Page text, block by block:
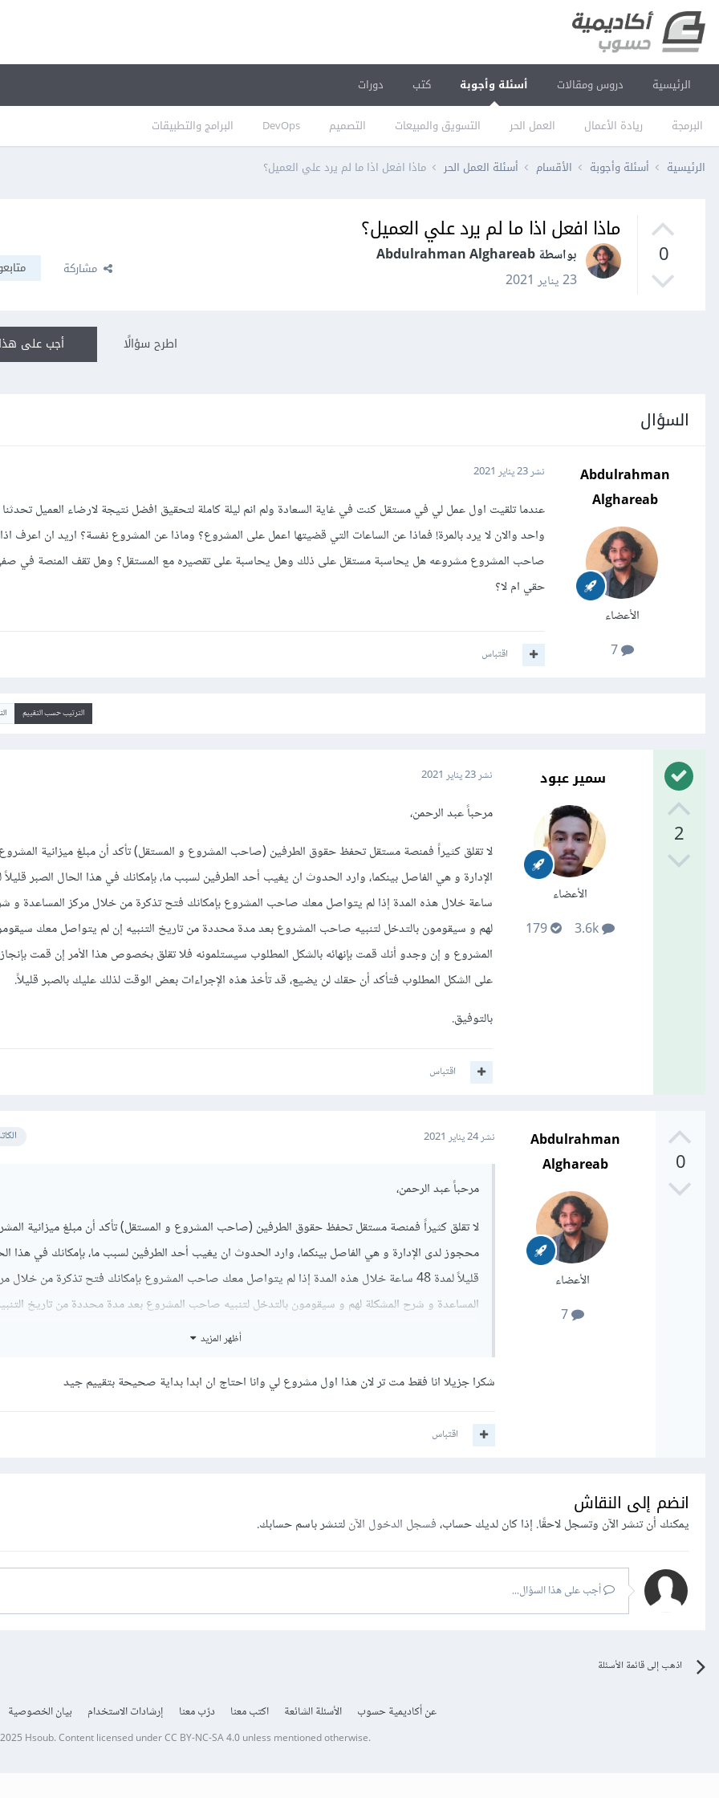
الرئيسية دروس ومقالات أسئلة وأجوبة
البرمجة ريادة الأعمال العمل الحر التسويق والمبيعات التصميم DevOps البرامج والتطبيقات
كتب دورات
الرئيسية أسئلة وأجوبة الأقسام أسئلة العمل الحر ماذا افعل اذا ما لم يرد علي العميل؟
0
ماذا افعل اذا ما لم يرد علي العميل؟
بواسطة Abdulrahman Alghareab
23 يناير 2021
مشاركة
أجب على اطرح سؤالًا
السؤال
Abdulrahman
Alghareab
الأعضاء
7
نشر23 يناير 2021
عندما تلقيت اول عمل لي في مستقل كنت في غاية السعادة ولم انم ليلة كاملة لتحقيق افضل نتيجة لارضاء العميل
واحد والان لا يرد بالمرة! فماذا عن الساعات التي قضيتها اعمل على المشروع؟ وماذا عن المشروع نفسة؟ اريد ان اعرف
صاحب المشروع مشروعه هل يحاسبة مستقل على ذلك وهل يحاسبة على تقصيره مع المستقل؟ وهل تقف المنصة في
حقي ام لا؟
اقتباس
الترتيب حسب التقييم
2
سمير عبود
الأعضاء
3.6k
179
نشر23 يناير 2021
مرحباً عبد الرحمن،
لا تقلق كثيراً فمنصة مستقل تحفظ حقوق الطرفين (صاحب المشروع و المستقل) تأكد أن مبلغ ميزانية
ساعة خلال هذه المدة إذا لم يتواصل معك صاحب المشروع بإمكانك فتح تذكرة من خلال مركز المساعدة و
لهم و سيقومون بالتدخل لتنبيه صاحب المشروع بعد مدة محددة من تاريخ التنبيه إن لم يتواصل معك
المشروع و إن وجدو أنك قمت بإنهائه بالشكل المطلوب سيستلمونه فلا تقلق بخصوص هذا الأمر إن قمت
على الشكل المطلوب فتأكد أن حقك لن يضيع، قد تأخذ هذه الإجراءات بعض الوقت لذلك عليك بالصبر قليلاً.
بالتوفيق.
اقتباس
0
Abdulrahman
Alghareab
الأعضاء
7
نشر24 يناير 2021
مرحباً عبد الرحمن،
لا تقلق كثيراً فمنصة مستقل تحفظ حقوق الطرفين (صاحب المشروع و المستقل) تأكد أن مبلغ ميزانية
محجوز لدى الإدارة و هي الفاصل بينكما، وارد الحدوث ان يغيب أحد الطرفين لسبب ما، بإمكانك في هذا
قليلاً لمدة 48 ساعة خلال هذه المدة إذا لم يتواصل معك صاحب المشروع بإمكانك فتح تذكرة من خلال
المساعدة و شرح المشكلة لهم و سيقومون بالتدخل لتنبيه صاحب المشروع بعد مدة محددة من تاريخ
يتواصل معك سيقومون بإستلام المشروع و إن وجدو أنك قمت بإنهائه بالشكل المطلوب سيستلمونه فلا تقلق
بعض الوقت لذلك عليك بالصبر قليلاً.
أظهر المزيد
شكرا جزيلا انا فقط مت تر لان هذا اول مشروع لي وانا احتاج ان ابدا بداية صحيحة بتقييم جيد
اقتباس
انضم إلى النقاش
يمكنك أن تنشر الآن وتسجل لاحقًا. إذا كان لديك حساب،فسجل الدخول الآنلتنشر باسم حسابك.
أجب على هذا السؤال...
اذهب إلى قائمة الأسئلة
عن أكاديمية حسوب الأسئلة الشائعة اكتب معنا درّب معنا إرشادات الاستخدام بيان الخصوصية
Hsoub.Content licensed underCC BY-NC-SA 4.0unless mentioned otherwise.